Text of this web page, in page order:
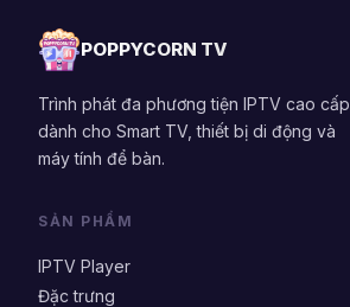
POPPYCORN TV
Trình phát đa phương tiện IPTV cao cấp
dành cho Smart TV, thiết bị di động và
máy tính để bàn.
SẢN PHẨM
IPTV Player
Đặc trưng